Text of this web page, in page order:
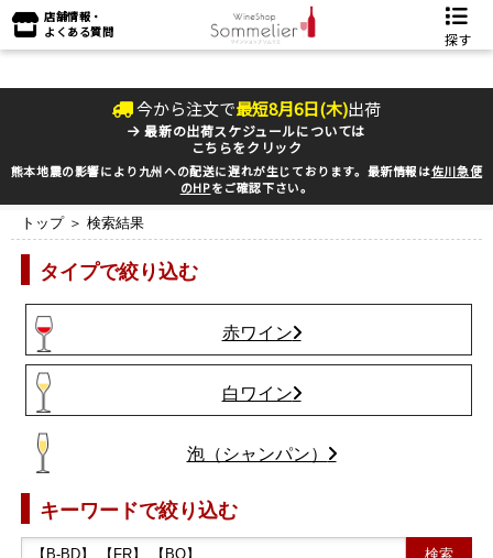
店舗情報・
よくある質問
探す
今から注文で最短8月6日(木)出荷
最新の出荷スケジュールについては
こちらをクリック
熊本地震の影響により九州への配送に遅れが生じております。最新情報は佐川急便
のHPをご確認下さい。
トップ ＞ 検索結果
タイプで絞り込む
赤ワイン
白ワイン
泡（シャンパン）
キーワードで絞り込む